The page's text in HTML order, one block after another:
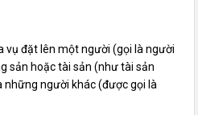
vụ đặt lên một người (gọi là người
sản hoặc tài sản (như tài sản
những người khác (được gọi là